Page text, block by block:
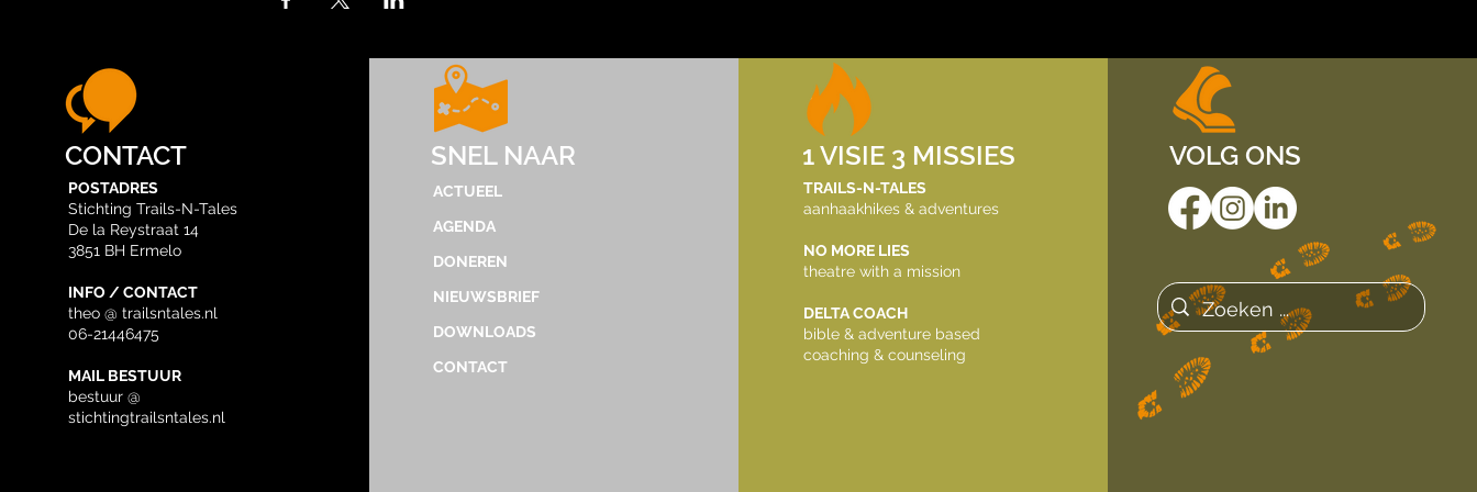
tdekker.dec@gmail.com
©2023 by TrailsNTales. Met trots gemaakt met
CONTACT
POSTADRES
Stichting Trails-N-Tales
De la Reystraat 14
3851 BH Ermelo
INFO / CONTACT
theo @ trailsntales.nl
06-21446475
MAIL BESTUUR
bestuur @
stichtingtrailsntales.nl
SNEL NAAR
ACTUEEL
AGENDA
DONEREN
NIEUWSBRIEF
DOWNLOADS
CONTACT
1 VISIE 3 MISSIES
TRAILS-N-TALES
aanhaakhikes & adventures
NO MORE LIES
theatre with a mission
DELTA COACH
bible & adventure based
coaching & counseling
VOLG ONS